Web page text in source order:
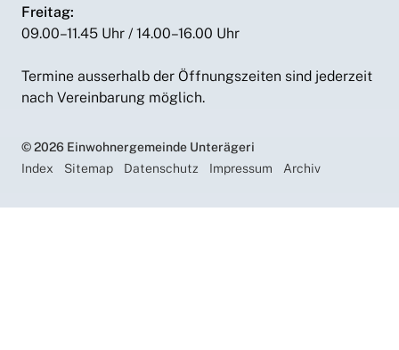
Freitag:
09.00–11.45 Uhr / 14.00–16.00 Uhr
Termine ausserhalb der Öffnungszeiten sind jederzeit
nach Vereinbarung möglich.
© 2026 Einwohnergemeinde Unterägeri
Index
Sitemap Datenschutz Impressum Archiv